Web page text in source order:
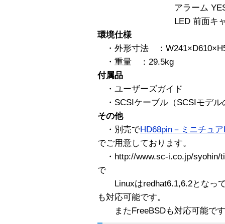
アラーム
LED 前面キャニス
環境仕様
・外形寸法 ：
・重量 ：29.5kg
付属品
・ユーザーズガイド
・SCSIケーブル（SCSIモデル
その他
・別売でHD68pin－ミニチュ
でご用意しております。
・http://www.sc-i.co.jp/syohin/
で
Linuxはredhat6.1,6.2となって
も対応可能です。
またFreeBSDも対応可能で